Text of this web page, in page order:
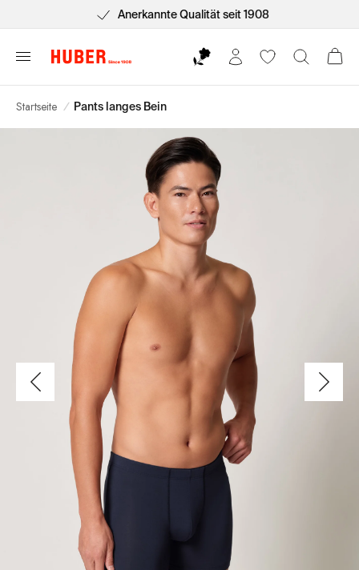
Anerkannte Qualität seit 1908
Startseite / Pants langes Bein